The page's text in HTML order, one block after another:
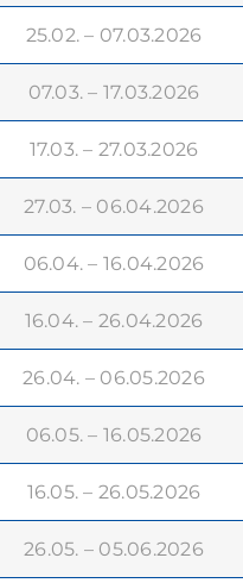
25.02. – 07.03.2026
07.03. – 17.03.2026
17.03. – 27.03.2026
27.03. – 06.04.2026
06.04. – 16.04.2026
16.04. – 26.04.2026
26.04. – 06.05.2026
06.05. – 16.05.2026
16.05. – 26.05.2026
26.05. – 05.06.2026